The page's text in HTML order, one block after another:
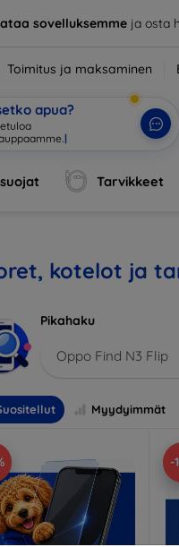
sovelluksemmeja osta
Toimitus ja maksaminen
apua?
|
Tarvikkeet
kotelot ja
Pikahaku
Oppo Find N3 Flip
Myydyimmät
-